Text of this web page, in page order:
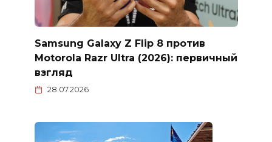
Samsung Galaxy Z Flip 8 против
Motorola Razr Ultra (2026): первичный
взгляд
28.07.2026